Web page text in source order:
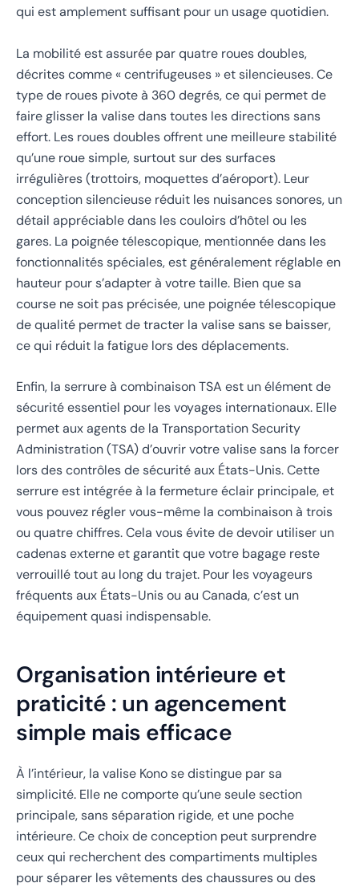
qui est amplement suffisant pour un usage quotidien.
La mobilité est assurée par quatre roues doubles,
décrites comme « centrifugeuses » et silencieuses. Ce
type de roues pivote à 360 degrés, ce qui permet de
faire glisser la valise dans toutes les directions sans
effort. Les roues doubles offrent une meilleure stabilité
qu’une roue simple, surtout sur des surfaces
irrégulières (trottoirs, moquettes d’aéroport). Leur
conception silencieuse réduit les nuisances sonores, un
détail appréciable dans les couloirs d’hôtel ou les
gares. La poignée télescopique, mentionnée dans les
fonctionnalités spéciales, est généralement réglable en
hauteur pour s’adapter à votre taille. Bien que sa
course ne soit pas précisée, une poignée télescopique
de qualité permet de tracter la valise sans se baisser,
ce qui réduit la fatigue lors des déplacements.
Enfin, la serrure à combinaison TSA est un élément de
sécurité essentiel pour les voyages internationaux. Elle
permet aux agents de la Transportation Security
Administration (TSA) d’ouvrir votre valise sans la forcer
lors des contrôles de sécurité aux États-Unis. Cette
serrure est intégrée à la fermeture éclair principale, et
vous pouvez régler vous-même la combinaison à trois
ou quatre chiffres. Cela vous évite de devoir utiliser un
cadenas externe et garantit que votre bagage reste
verrouillé tout au long du trajet. Pour les voyageurs
fréquents aux États-Unis ou au Canada, c’est un
équipement quasi indispensable.
Organisation intérieure et
praticité : un agencement
simple mais efficace
À l’intérieur, la valise Kono se distingue par sa
simplicité. Elle ne comporte qu’une seule section
principale, sans séparation rigide, et une poche
intérieure. Ce choix de conception peut surprendre
ceux qui recherchent des compartiments multiples
pour séparer les vêtements des chaussures ou des